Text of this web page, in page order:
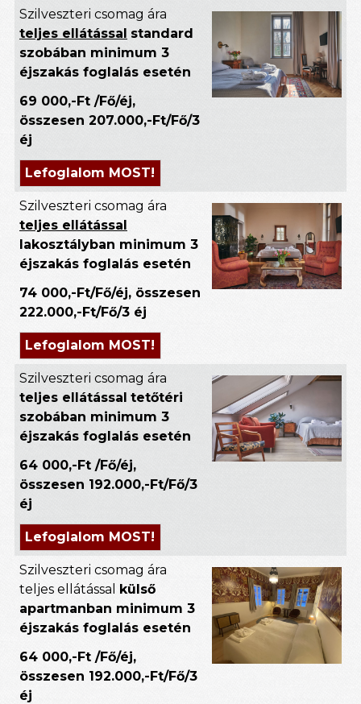
Szilveszteri csomag ára
teljes ellátással standard
szobában minimum 3
éjszakás foglalás esetén
69 000,-Ft /Fő/éj,
összesen 207.000,-Ft/Fő/3
éj
Lefoglalom MOST!
Szilveszteri csomag ára
teljes ellátással
lakosztályban minimum 3
éjszakás foglalás esetén
74 000,-Ft/Fő/éj, összesen
222.000,-Ft/Fő/3 éj
Lefoglalom MOST!
Szilveszteri csomag ára
teljes ellátással tetőtéri
szobában minimum 3
éjszakás foglalás esetén
64 000,-Ft /Fő/éj,
összesen 192.000,-Ft/Fő/3
éj
Lefoglalom MOST!
Szilveszteri csomag ára
teljes ellátással külső
apartmanban minimum 3
éjszakás foglalás esetén
64 000,-Ft /Fő/éj,
összesen 192.000,-Ft/Fő/3
éj